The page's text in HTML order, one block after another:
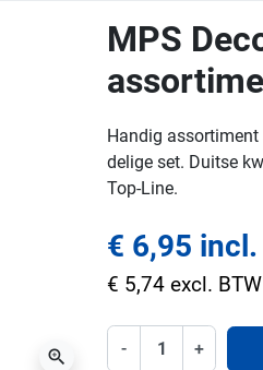
zoom_in
MPS
Handig
delige set. Duitse
Top-Line.
€ 6,95 incl.
€ 5,74 excl. BTW
- +